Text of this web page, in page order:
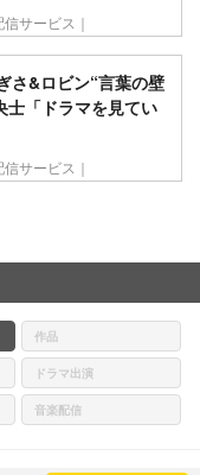
信サービス｜
さ&ロビン“言葉の壁
士「ドラマを見てい
信サービス｜
作品
ドラマ出演
音楽配信